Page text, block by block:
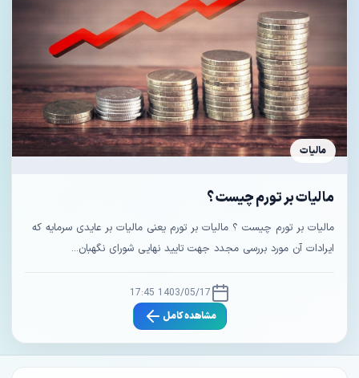
مالیات
مالیات بر تورم چیست ؟
مالیات بر تورم چیست ؟ مالیات بر تورم یعنی مالیات بر عایدی سرمایه که
ایرادات آن مورد بررسی مجدد جهت تایید نهایی شورای نگهبان...
1403/05/17 17:45
مشاهده کامل